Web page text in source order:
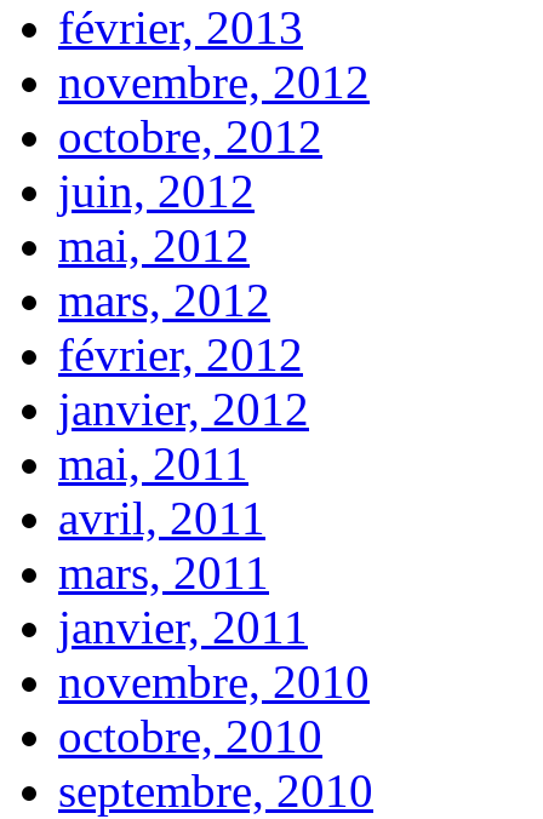
février, 2013
novembre, 2012
octobre, 2012
juin, 2012
mai, 2012
mars, 2012
février, 2012
janvier, 2012
mai, 2011
avril, 2011
mars, 2011
janvier, 2011
novembre, 2010
octobre, 2010
septembre, 2010